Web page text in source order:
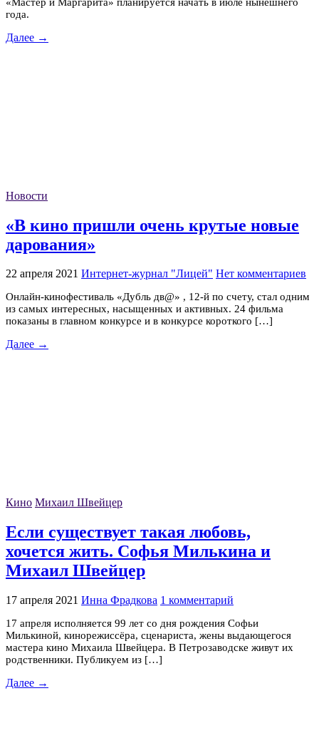
года.
Далее →
Новости
«В кино пришли очень крутые новые
дарования»
22 апреля 2021 Интернет-журнал "Лицей" Нет комментариев
Онлайн-кинофестиваль «Дубль дв@» , 12-й по счету, стал одним
из самых интересных, насыщенных и активных. 24 фильма
показаны в главном конкурсе и в конкурсе короткого […]
Далее →
Кино Михаил Швейцер
Если существует такая любовь,
хочется жить. Софья Милькина и
Михаил Швейцер
17 апреля 2021 Инна Фрадкова 1 комментарий
17 апреля исполняется 99 лет со дня рождения Софьи
Милькиной, кинорежиссёра, сценариста, жены выдающегося
мастера кино Михаила Швейцера. В Петрозаводске живут их
родственники. Публикуем из […]
Далее →